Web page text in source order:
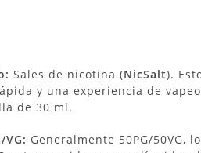
Sales de nicotina (NicSalt).
y una experiencia de
de 30 ml.
Generalmente 50PG/